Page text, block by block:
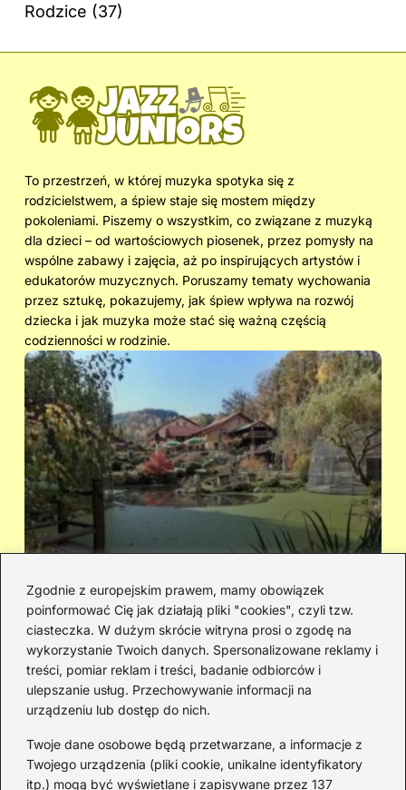
Zgodnie z europejskim prawem, mamy obowiązek
poinformować Cię jak działają pliki "cookies", czyli tzw.
ciasteczka. W dużym skrócie witryna prosi o zgodę na
wykorzystanie Twoich danych. Spersonalizowane reklamy i
treści, pomiar reklam i treści, badanie odbiorców i
ulepszanie usług. Przechowywanie informacji na
urządzeniu lub dostęp do nich.
Twoje dane osobowe będą przetwarzane, a informacje z
Twojego urządzenia (pliki cookie, unikalne identyfikatory
itp.) mogą być wyświetlane i zapisywane przez 137
Rodzice (37)
To przestrzeń, w której muzyka spotyka się z
rodzicielstwem, a śpiew staje się mostem między
pokoleniami. Piszemy o wszystkim, co związane z muzyką
dla dzieci – od wartościowych piosenek, przez pomysły na
wspólne zabawy i zajęcia, aż po inspirujących artystów i
edukatorów muzycznych. Poruszamy tematy wychowania
przez sztukę, pokazujemy, jak śpiew wpływa na rozwój
dziecka i jak muzyka może stać się ważną częścią
codzienności w rodzinie.
Cicha woda — kto śpiewał i jaka jest
historia piosenki
Redakcja
JazzJuniors.pl to miejsce dla rodziców, nauczycieli,
animatorów i wszystkich, którzy wierzą, że muzyka to coś